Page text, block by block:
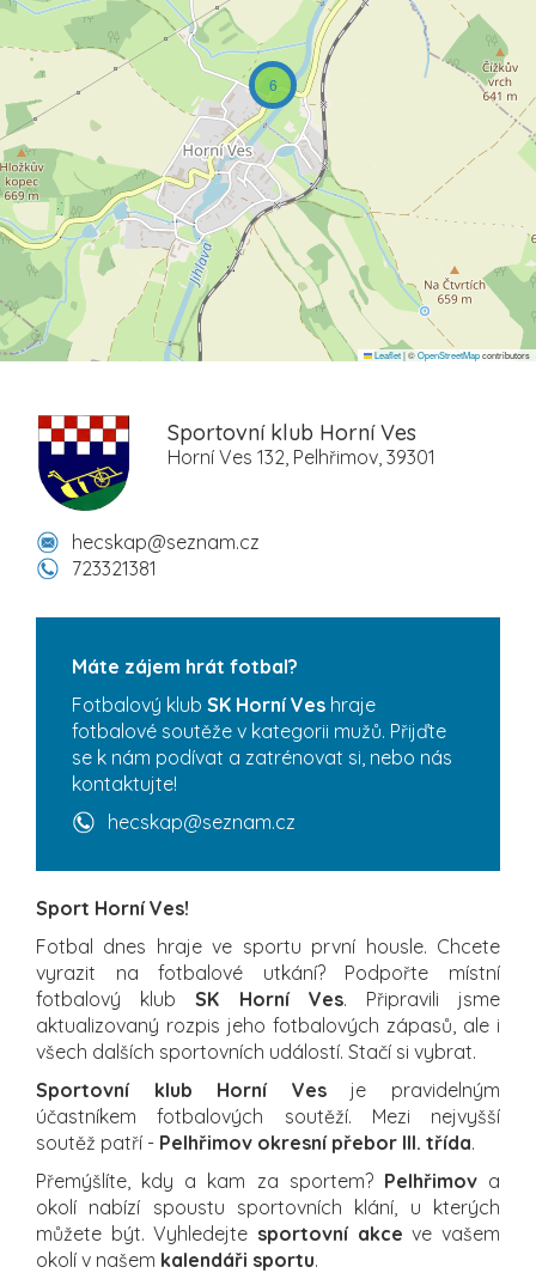
6
Leaflet|©OpenStreetMapcontributors
Sportovní klub Horní Ves
Horní Ves 132, Pelhřimov, 39301
hecskap@seznam.cz
723321381
Máte zájem hrát fotbal?
Fotbalový klub SK Horní Ves hraje
fotbalové soutěže v kategorii mužů. Přijďte
se k nám podívat a zatrénovat si, nebo nás
kontaktujte!
hecskap@seznam.cz
Sport Horní Ves!
Fotbal dnes hraje ve sportu první housle. Chcete
vyrazit na fotbalové utkání? Podpořte místní
fotbalový klubSK Horní Ves. Připravili jsme
aktualizovaný rozpis jeho fotbalových zápasů, ale i
všech dalších sportovních událostí. Stačí si vybrat.
Sportovní klub Horní Vesje pravidelným
účastníkem fotbalových soutěží. Mezi nejvyšší
soutěž patří - Pelhřimov okresní přebor III. třída.
Přemýšlíte, kdy a kam za sportem? Pelhřimova
okolí nabízí spoustu sportovních klání, u kterých
můžete být. Vyhledejte sportovní akce ve vašem
okolí v našem kalendáři sportu.